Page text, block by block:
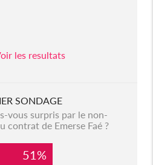
les resultats
SONDAGE
vous surpris par le non-
contrat de Emerse Faé ?
51%